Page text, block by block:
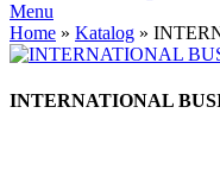
Menu
Home » Katalog »
INTERNATIONAL